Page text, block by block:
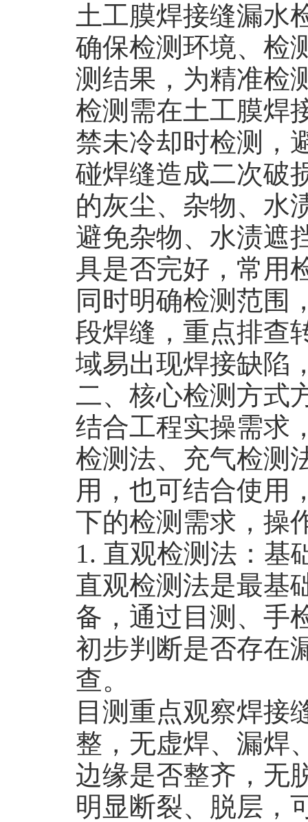
土工膜焊接缝漏水
确保检测环境、检
测结果，为精准检
检测需在土工膜焊
禁未冷却时检测，
碰焊缝造成二次破
的灰尘、杂物、水
避免杂物、水渍遮
具是否完好，常用
同时明确检测范围
段焊缝，重点排查
域易出现焊接缺陷
二、核心检测方式
结合工程实操需求
检测法、充气检测
用，也可结合使用
下的检测需求，操
1. 直观检测法：基
直观检测法是最基
备，通过目测、手
初步判断是否存在
查。
目测重点观察焊接
整，无虚焊、漏焊
边缘是否整齐，无
明显断裂、脱层，